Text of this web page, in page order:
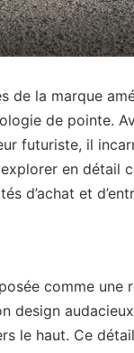
de la marque
de pointe.
futuriste, il
en détail
d’achat et
comme une
design
le haut. Ce